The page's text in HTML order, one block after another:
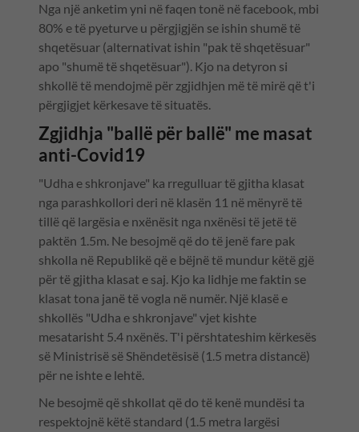
Nga një anketim yni në faqen tonë në facebook, mbi
80% e të pyeturve u përgjigjën se ishin shumë të
shqetësuar (alternativat ishin "pak të shqetësuar"
apo "shumë të shqetësuar"). Kjo na detyron si
shkollë të mendojmë për zgjidhjen më të mirë që t'i
përgjigjet kërkesave të situatës.
Zgjidhja "ballë për ballë" me masat
anti-Covid19
"Udha e shkronjave" ka rregulluar të gjitha klasat
nga parashkollori deri në klasën 11 në mënyrë të
tillë që largësia e nxënësit nga nxënësi të jetë të
paktën 1.5m. Ne besojmë që do të jenë fare pak
shkolla në Republikë që e bëjnë të mundur këtë gjë
për të gjitha klasat e saj. Kjo ka lidhje me faktin se
klasat tona janë të vogla në numër. Një klasë e
shkollës "Udha e shkronjave" vjet kishte
mesatarisht 5.4 nxënës. T'i përshtateshim kërkesës
së Ministrisë së Shëndetësisë (1.5 metra distancë)
për ne ishte e lehtë.
Ne besojmë që shkollat që do të kenë mundësi ta
respektojnë këtë standard (1.5 metra largësi